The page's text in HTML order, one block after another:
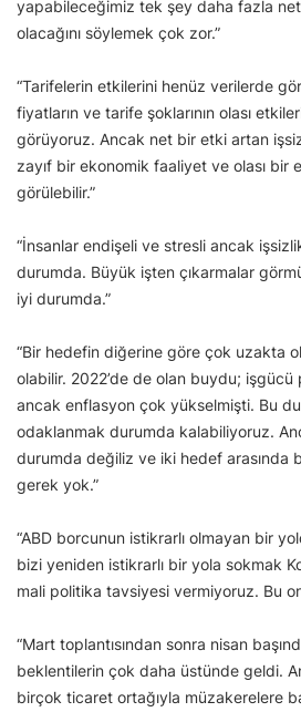
yapabileceğimiz tek şey daha fazla
olacağını söylemek çok zor.”
“Tarifelerin etkilerini henüz verilerde
fiyatların ve tarife şoklarının olası
görüyoruz. Ancak net bir etki artan
zayıf bir ekonomik faaliyet ve olası bir
görülebilir.”
“İnsanlar endişeli ve stresli ancak
durumda. Büyük işten çıkarmalar
iyi durumda.”
“Bir hedefin diğerine göre çok uzakta
olabilir. 2022’de de olan buydu; işgücü
ancak enflasyon çok yükselmişti. Bu
odaklanmak durumda kalabiliyoruz.
durumda değiliz ve iki hedef arasında
gerek yok.”
“ABD borcunun istikrarlı olmayan bir
bizi yeniden istikrarlı bir yola sokmak
mali politika tavsiyesi vermiyoruz. Bu
“Mart toplantısından sonra nisan
beklentilerin çok daha üstünde geldi.
birçok ticaret ortağıyla müzakerelere